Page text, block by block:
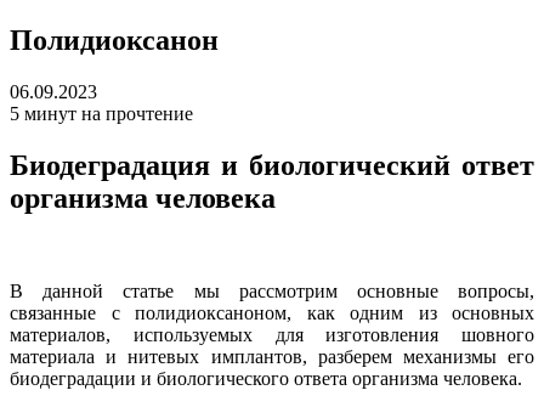
Полидиоксанон
06.09.2023
5 минут на прочтение
Биодеградация и биологический ответ
организма человека
В данной статье мы рассмотрим основные вопросы,
связанные с полидиоксаноном, как одним из основных
материалов, используемых для изготовления шовного
материала и нитевых имплантов, разберем механизмы его
биодеградации и биологического ответа организма человека.